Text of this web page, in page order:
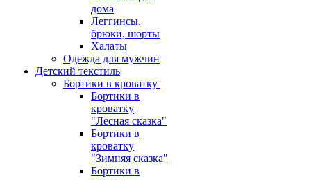
дома
Леггинсы,
брюки, шорты
Халаты
Одежда для мужчин
Детский текстиль
Бортики в кроватку
Бортики в
кроватку
"Лесная сказка"
Бортики в
кроватку
"Зимняя сказка"
Бортики в